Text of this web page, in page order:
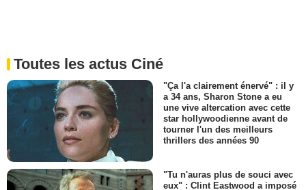
Toutes les actus Ciné
"Ça l'a clairement énervé" : il y
a 34 ans, Sharon Stone a eu
une vive altercation avec cette
star hollywoodienne avant de
tourner l'un des meilleurs
thrillers des années 90
"Tu n'auras plus de souci avec
eux" : Clint Eastwood a imposé